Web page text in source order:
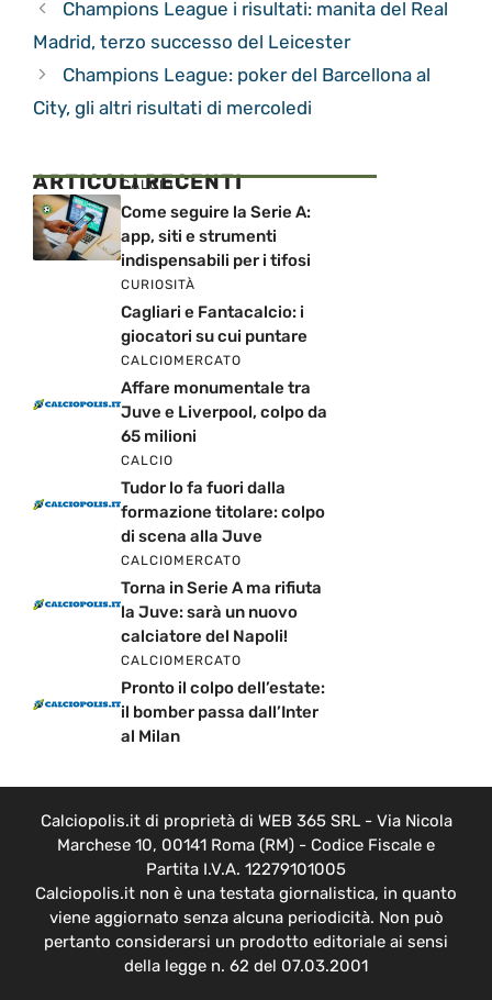
Champions League i risultati: manita del Real
Madrid, terzo successo del Leicester
Champions League: poker del Barcellona al
City, gli altri risultati di mercoledi
ARTICOLI RECENTI
CALCIO
Come seguire la Serie A:
app, siti e strumenti
indispensabili per i tifosi
CURIOSITÀ
Cagliari e Fantacalcio: i
giocatori su cui puntare
CALCIOMERCATO
Affare monumentale tra
Juve e Liverpool, colpo da
65 milioni
CALCIO
Tudor lo fa fuori dalla
formazione titolare: colpo
di scena alla Juve
CALCIOMERCATO
Torna in Serie A ma rifiuta
la Juve: sarà un nuovo
calciatore del Napoli!
CALCIOMERCATO
Pronto il colpo dell’estate:
il bomber passa dall’Inter
al Milan
Calciopolis.it di proprietà di WEB 365 SRL - Via Nicola
Marchese 10, 00141 Roma (RM) - Codice Fiscale e
Partita I.V.A. 12279101005
Calciopolis.it non è una testata giornalistica, in quanto
viene aggiornato senza alcuna periodicità. Non può
pertanto considerarsi un prodotto editoriale ai sensi
della legge n. 62 del 07.03.2001